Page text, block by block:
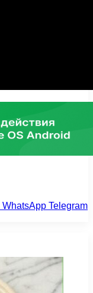
WhatsApp Telegram